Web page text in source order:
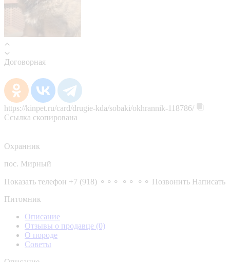
Договорная
https://kinpet.ru/card/drugie-kda/sobaki/okhrannik-118786/
Ссылка скопирована
Охранник
пос. Мирный
Показать телефон +7 (918) ⚬⚬⚬ ⚬⚬ ⚬⚬ Позвонить Написать
Питомник
Описание
Отзывы о продавце (0)
О породе
Советы